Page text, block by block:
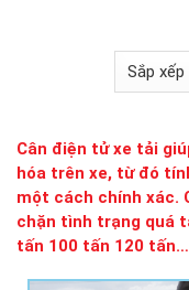
Cân điện tử xe tải
hóa trên xe, từ đó
một cách chính xác.
chặn tình trạng quá
tấn 100 tấn 120